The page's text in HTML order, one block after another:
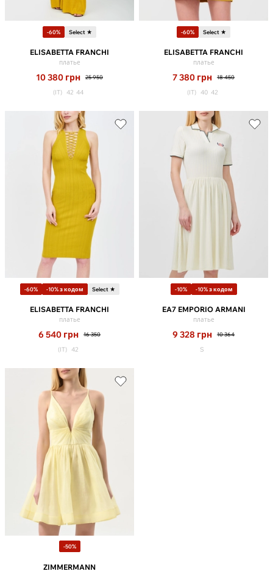
-60% Select ★
ELISABETTA FRANCHI
платье
10 380 грн 25 950
(IT) 42 44
-60% Select ★
ELISABETTA FRANCHI
платье
7 380 грн 18 450
(IT) 40 42
-60% -10% з кодом Select ★
ELISABETTA FRANCHI
платье
6 540 грн 16 350
(IT) 42
-10% -10% з кодом
EA7 EMPORIO ARMANI
платье
9 328 грн 10 364
S
-50%
ZIMMERMANN